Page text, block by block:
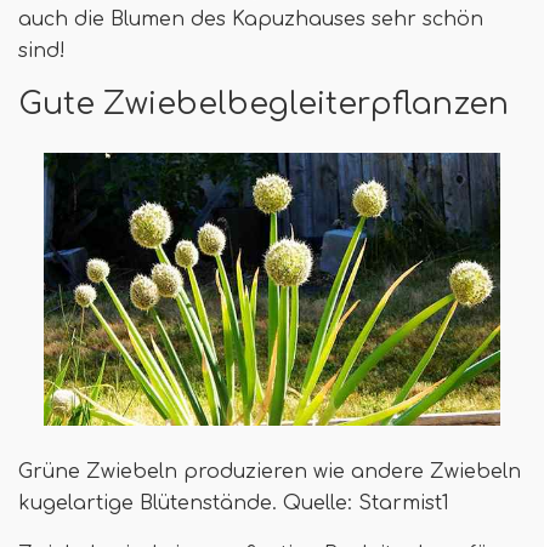
auch die Blumen des Kapuzhauses sehr schön
sind!
Gute Zwiebelbegleiterpflanzen
Grüne Zwiebeln produzieren wie andere Zwiebeln
kugelartige Blütenstände. Quelle: Starmist1